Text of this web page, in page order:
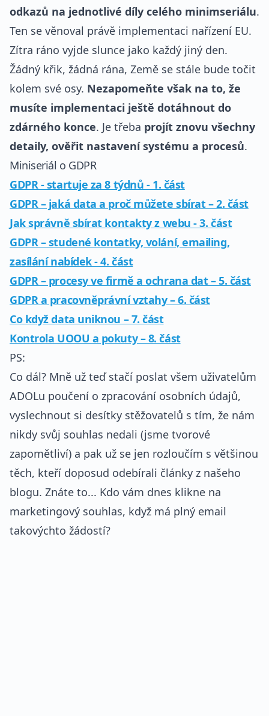
odkazů na jednotlivé díly celého minimseriálu.
Ten se věnoval právě implementaci nařízení EU.
Zítra ráno vyjde slunce jako každý jiný den.
Žádný křik, žádná rána, Země se stále bude točit
kolem své osy. Nezapomeňte však na to, že
musíte implementaci ještě dotáhnout do
zdárného konce. Je třeba projít znovu všechny
detaily, ověřit nastavení systému a procesů.
Miniseriál o GDPR
GDPR - startuje za 8 týdnů - 1. část
GDPR – jaká data a proč můžete sbírat – 2. část
Jak správně sbírat kontakty z webu - 3. část
GDPR – studené kontatky, volání, emailing,
zasílání nabídek - 4. část
GDPR – procesy ve firmě a ochrana dat – 5. část
GDPR a pracovněprávní vztahy – 6. část
Co když data uniknou – 7. část
Kontrola UOOU a pokuty – 8. část
PS:
Co dál? Mně už teď stačí poslat všem uživatelům
ADOLu poučení o zpracování osobních údajů,
vyslechnout si desítky stěžovatelů s tím, že nám
nikdy svůj souhlas nedali (jsme tvorové
zapomětliví) a pak už se jen rozloučím s většinou
těch, kteří doposud odebírali články z našeho
blogu. Znáte to... Kdo vám dnes klikne na
marketingový souhlas, když má plný email
takovýchto žádostí?